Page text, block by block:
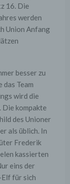
16. Die
werden
Union Anfang
besser zu
Team
wird die
Die kompakte
des Unioner
als üblich. In
Frederik
kassierten
eins der
für sich